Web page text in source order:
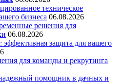
техническое
бизнеса 06.08.2026
решения для
06.08.2026
эффективная защита для вашего
для команды и рекрутинга
помощник в дачных и